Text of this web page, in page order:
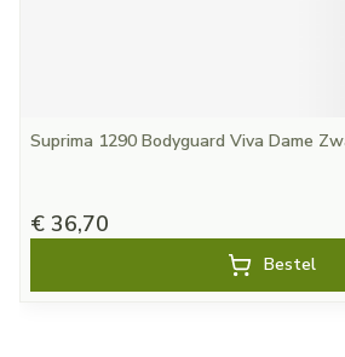
Suprima 1290 Bodyguard Viva Dame
€ 36,70
Bestel